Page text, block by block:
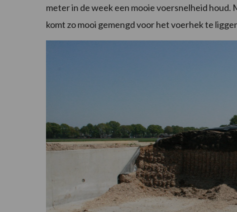
meter in de week een mooie voersnelheid houd.
komt zo mooi gemengd voor het voerhek te